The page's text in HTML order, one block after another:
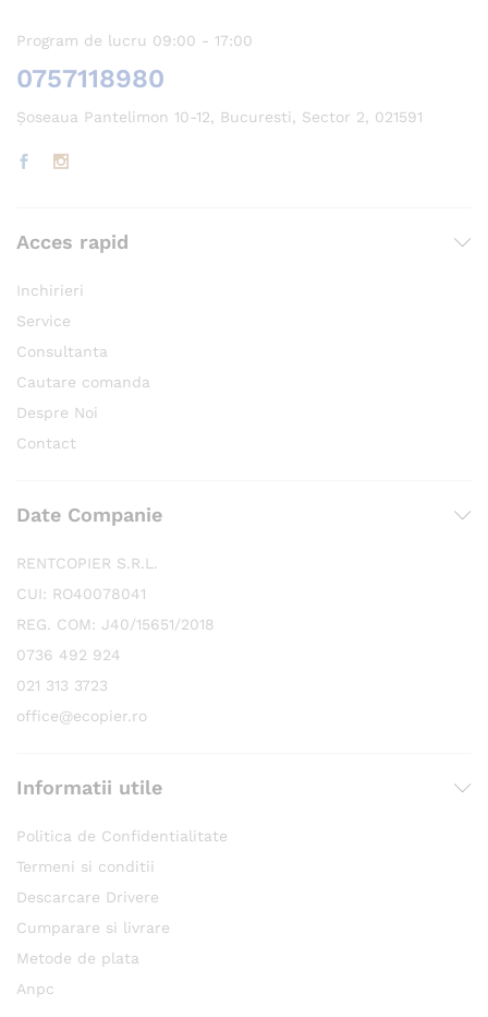
Program de lucru 09:00 - 17:00
0757118980
Șoseaua Pantelimon 10-12, Bucuresti, Sector 2, 021591
Acces rapid
Inchirieri
Service
Consultanta
Cautare comanda
Despre Noi
Contact
Date Companie
RENTCOPIER S.R.L.
CUI: RO40078041
REG. COM: J40/15651/2018
0736 492 924
021 313 3723
office@ecopier.ro
Informatii utile
Politica de Confidentialitate
Termeni si conditii
Descarcare Drivere
Cumparare si livrare
Metode de plata
Anpc